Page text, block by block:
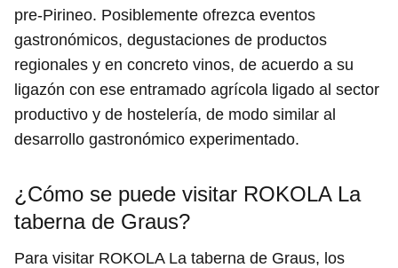
pre-Pirineo. Posiblemente ofrezca eventos
gastronómicos, degustaciones de productos
regionales y en concreto vinos, de acuerdo a su
ligazón con ese entramado agrícola ligado al sector
productivo y de hostelería, de modo similar al
desarrollo gastronómico experimentado.
¿Cómo se puede visitar ROKOLA La
taberna de Graus?
Para visitar ROKOLA La taberna de Graus, los